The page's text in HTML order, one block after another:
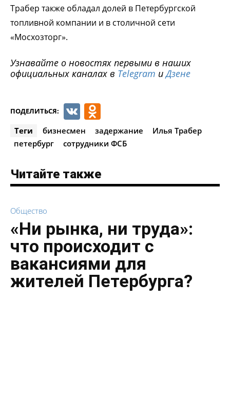
Трабер также обладал долей в Петербургской
топливной компании и в столичной сети
«Мосхозторг».
Узнавайте о новостях первыми в наших
официальных каналах в Telegram иДзене
ПОДЕЛИТЬСЯ: VK
Теги бизнесмен задержание
Илья Трабер
петербург
сотрудники ФСБ
Читайте также
Общество
«Ни рынка, ни труда»:
что происходит с
вакансиями для
жителей Петербурга?